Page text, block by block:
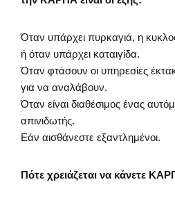
Όταν υπάρχει πυρκαγιά, η
ή όταν υπάρχει καταιγίδα.
Όταν φτάσουν οι υπηρεσίες
για να αναλάβουν.
Όταν είναι διαθέσιμος ένας
απινιδωτής.
Εάν αισθάνεστε εξαντλημένοι.
Πότε χρειάζεται να κάνετε